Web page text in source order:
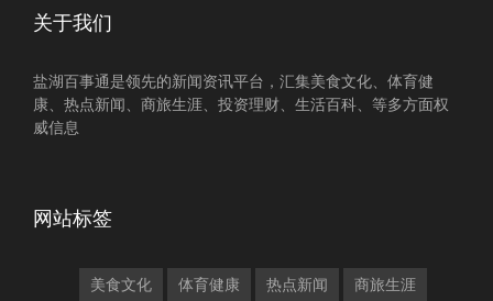
关于我们
盐湖百事通是领先的新闻资讯平台，汇集美食文化、体育健
康、热点新闻、商旅生涯、投资理财、生活百科、等多方面权
威信息
网站标签
美食文化 体育健康 热点新闻 商旅生涯